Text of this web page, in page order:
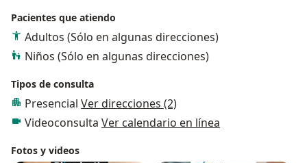
El colegio de otorrinolaringólogos de Jalisco.
He asistido a cursos mundiales en Korea,
internacionales en Canadá, Estados Unidos, Europa y
Los espero pronto en mi consultorio, saludos!
Pacientes que atiendo
Adultos (Sólo en algunas direcciones)
Niños (Sólo en algunas direcciones)
Tipos de consulta
Presencial Ver direcciones (2)
Videoconsulta Ver calendario en línea
Fotos y videos